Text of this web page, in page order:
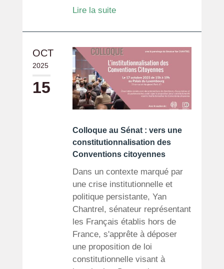
Lire la suite
OCT
2025
15
Colloque au Sénat : vers une
constitutionnalisation des
Conventions citoyennes
Dans un contexte marqué par
une crise institutionnelle et
politique persistante, Yan
Chantrel, sénateur représentant
les Français établis hors de
France, s'apprête à déposer
une proposition de loi
constitutionnelle visant à